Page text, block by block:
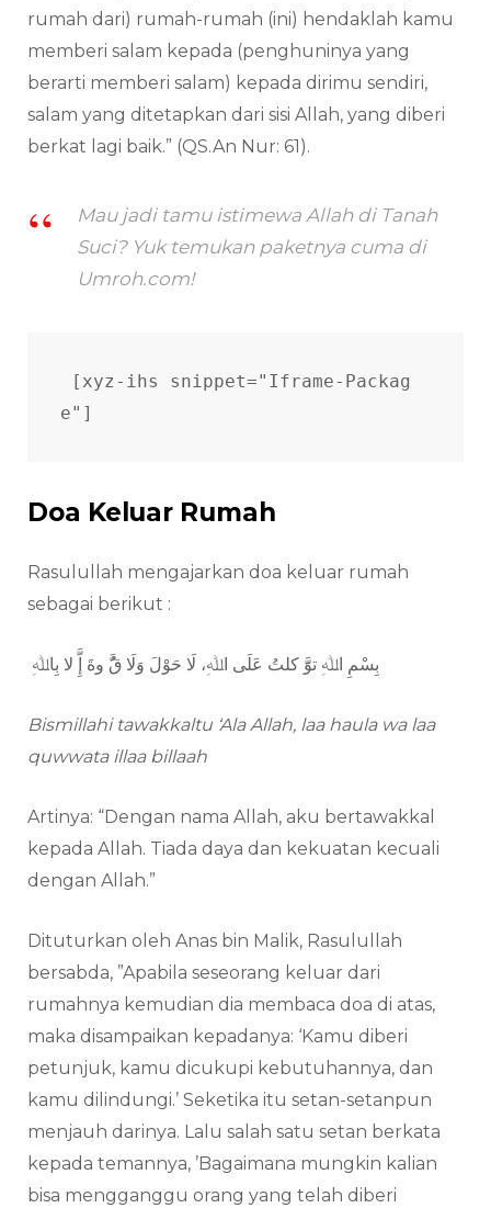
rumah dari) rumah-rumah (ini) hendaklah kamu
memberi salam kepada (penghuninya yang
berarti memberi salam) kepada dirimu sendiri,
salam yang ditetapkan dari sisi Allah, yang diberi
berkat lagi baik.” (QS.An Nur: 61).
Mau jadi tamu istimewa Allah di Tanah
Suci? Yuk temukan paketnya cuma di
Umroh.com!
[xyz-ihs snippet="Iframe-Packag
e"]
Doa Keluar Rumah
Rasulullah mengajarkan doa keluar rumah
sebagai berikut :
بِسْمِ اﷲِ توََّ كلتُ عَلَى اﷲِ، لَا حَوْلَ وَلَا قَُّ وةَ إَِّ لا بِاﷲِ
Bismillahi tawakkaltu ‘Ala Allah, laa haula wa laa
quwwata illaa billaah
Artinya: “Dengan nama Allah, aku bertawakkal
kepada Allah. Tiada daya dan kekuatan kecuali
dengan Allah.”
Dituturkan oleh Anas bin Malik, Rasulullah
bersabda, ”Apabila seseorang keluar dari
rumahnya kemudian dia membaca doa di atas,
maka disampaikan kepadanya: ‘Kamu diberi
petunjuk, kamu dicukupi kebutuhannya, dan
kamu dilindungi.’ Seketika itu setan-setanpun
menjauh darinya. Lalu salah satu setan berkata
kepada temannya, ’Bagaimana mungkin kalian
bisa mengganggu orang yang telah diberi